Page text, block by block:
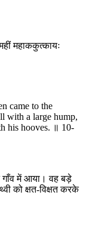
महाककुत्कायः
came to the
with a large hump,
his hooves. ॥ 10-
गाँव में आया। वह बड़े
को क्षत-विक्षत करके